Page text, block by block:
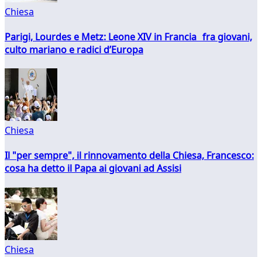
Chiesa
Parigi, Lourdes e Metz: Leone XIV in Francia fra giovani,
culto mariano e radici d’Europa
Chiesa
Il "per sempre", il rinnovamento della Chiesa, Francesco:
cosa ha detto il Papa ai giovani ad Assisi
Chiesa